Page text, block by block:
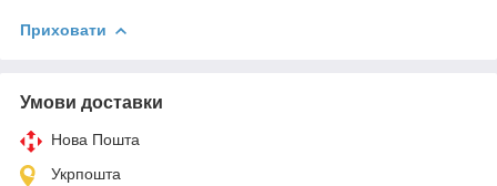
Приховати
Умови доставки
Нова Пошта
Укрпошта